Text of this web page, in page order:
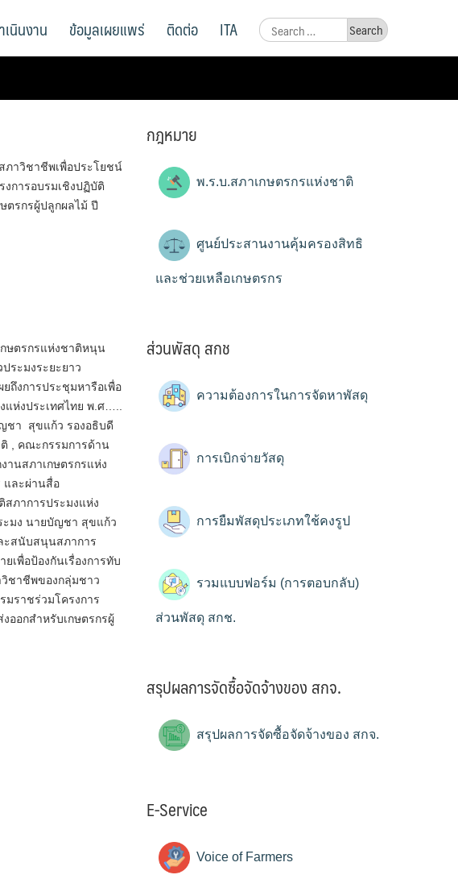
Search
for:
นินงาน ข้อมูลเผยแพร่ ติดต่อ ITA
ภาวิชาชีพเพื่อประโยชน์
งการอบรมเชิงปฏิบัติ
ตรกรผู้ปลูกผลไม้ ปี
ษตรกรแห่งชาติหนุน
าวประมงระยะยาว
ถึงการประชุมหารือเพื่อ
ห่งประเทศไทย พ.ศ…..
ชา สุขแก้ว รองอธิบดี
, คณะกรรมการด้าน
านสภาเกษตรกรแห่ง
และผ่านสื่อ
ภาการประมงแห่ง
ะมง นายบัญชา สุขแก้ว
ะสนับสนุนสภาการ
เพื่อป้องกันเรื่องการทับ
ชาชีพของกลุ่มชาว
ราชร่วมโครงการ
ออกสำหรับเกษตรกรผู้
กฎหมาย
พ.ร.บ.สภาเกษตรกรแห่งชาติ
ศูนย์ประสานงานคุ้มครองสิทธิ
และช่วยเหลือเกษตรกร
ส่วนพัสดุ สกช
ความต้องการในการจัดหาพัสดุ
การเบิกจ่ายวัสดุ
การยืมพัสดุประเภทใช้คงรูป
รวมแบบฟอร์ม (การตอบกลับ)
ส่วนพัสดุ สกช.
สรุปผลการจัดซื้อจัดจ้างของ สกจ.
สรุปผลการจัดซื้อจัดจ้างของ สกจ.
E-Service
Voice of Farmers